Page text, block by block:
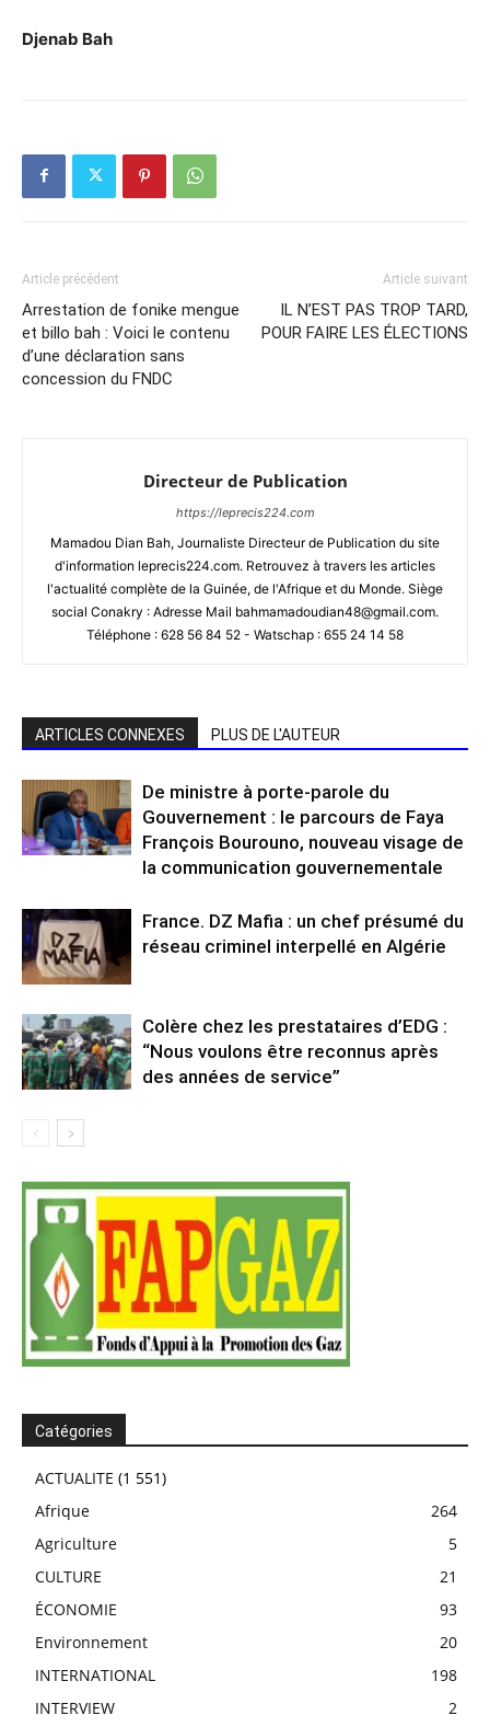
Djenab Bah
Article précédent
Arrestation de fonike mengue
et billo bah : Voici le contenu
d’une déclaration sans
concession du FNDC
Article suivant
IL N’EST PAS TROP TARD,
POUR FAIRE LES ÉLECTIONS
Directeur de Publication
https://leprecis224.com
Mamadou Dian Bah, Journaliste Directeur de Publication du site
d'information leprecis224.com. Retrouvez à travers les articles
l'actualité complète de la Guinée, de l'Afrique et du Monde. Siège
social Conakry : Adresse Mail bahmamadoudian48@gmail.com.
Téléphone : 628 56 84 52 - Watschap : 655 24 14 58
ARTICLES CONNEXES PLUS DE L'AUTEUR
De ministre à porte-parole du
Gouvernement : le parcours de Faya
François Bourouno, nouveau visage de
la communication gouvernementale
France. DZ Mafia : un chef présumé du
réseau criminel interpellé en Algérie
Colère chez les prestataires d’EDG :
“Nous voulons être reconnus après
des années de service”
Catégories
ACTUALITE (1 551)
Afrique
264
Agriculture
5
CULTURE
21
ÉCONOMIE
93
Environnement
20
INTERNATIONAL
198
INTERVIEW
2